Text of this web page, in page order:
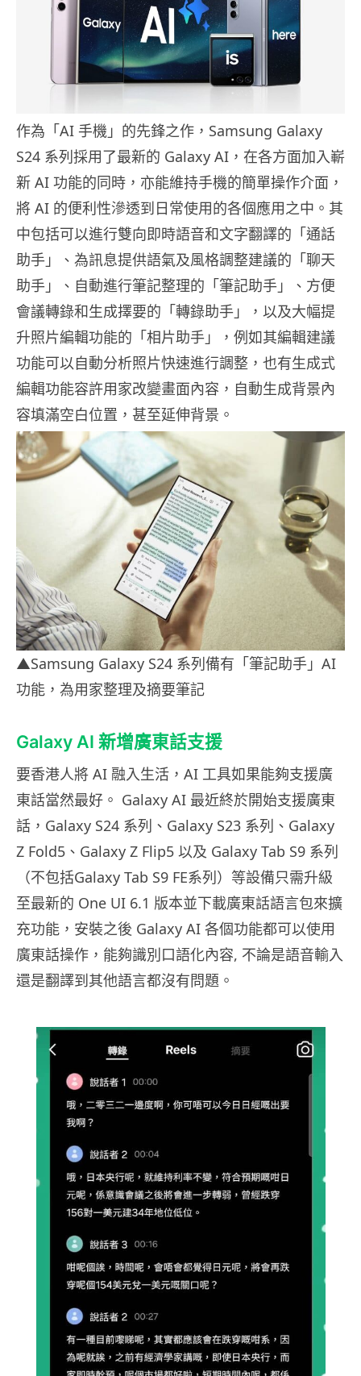
作為「AI 手機」的先鋒之作，Samsung Galaxy
S24 系列採用了最新的 Galaxy AI，在各方面加入嶄
新 AI 功能的同時，亦能維持手機的簡單操作介面，
將 AI 的便利性滲透到日常使用的各個應用之中。其
中包括可以進行雙向即時語音和文字翻譯的「通話
助手」、為訊息提供語氣及風格調整建議的「聊天
助手」、自動進行筆記整理的「筆記助手」、方便
會議轉錄和生成擇要的「轉錄助手」，以及大幅提
升照片編輯功能的「相片助手」，例如其編輯建議
功能可以自動分析照片快速進行調整，也有生成式
編輯功能容許用家改變畫面內容，自動生成背景內
容填滿空白位置，甚至延伸背景。
▲Samsung Galaxy S24 系列備有「筆記助手」AI
功能，為用家整理及摘要筆記
Galaxy AI 新增廣東話支援
要香港人將 AI 融入生活，AI 工具如果能夠支援廣
東話當然最好。 Galaxy AI 最近終於開始支援廣東
話，Galaxy S24 系列、Galaxy S23 系列、Galaxy
Z Fold5、Galaxy Z Flip5 以及 Galaxy Tab S9 系列
（不包括Galaxy Tab S9 FE系列）等設備只需升級
至最新的 One UI 6.1 版本並下載廣東話語言包來擴
充功能，安裝之後 Galaxy AI 各個功能都可以使用
廣東話操作，能夠識別口語化內容, 不論是語音輸入
還是翻譯到其他語言都沒有問題。